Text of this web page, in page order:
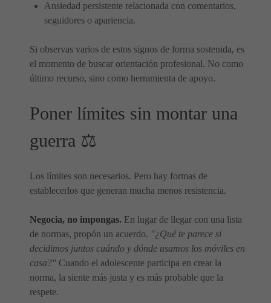
Ansiedad persistente relacionada con comentarios,
seguidores o apariencia.
Si observas varios de estos signos de forma sostenida, es
el momento de buscar orientación profesional. No como
último recurso, sino como herramienta de apoyo.
Poner límites sin montar una
guerra ⚖️
Los límites son necesarios. Pero hay formas de
establecerlos que generan mucha menos resistencia.
Negocia, no impongas. En lugar de llegar con una lista
de normas, propón un acuerdo. "¿Qué te parece si
decidimos juntos cuándo y dónde usamos los móviles en
casa?" Cuando el adolescente participa en crear la
norma, la siente más justa y es más probable que la
respete.